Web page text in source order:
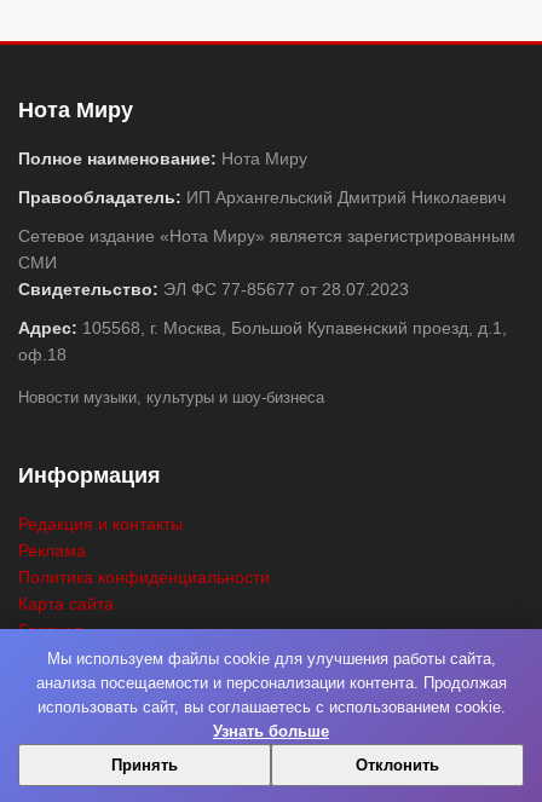
Нота Миру
Полное наименование: Нота Миру
Правообладатель: ИП Архангельский Дмитрий Николаевич
Сетевое издание «Нота Миру» является зарегистрированным
СМИ
Свидетельство: ЭЛ ФС 77-85677 от 28.07.2023
Адрес: 105568, г. Москва, Большой Купавенский проезд, д.1,
оф.18
Новости музыки, культуры и шоу-бизнеса
Информация
Редакция и контакты
Реклама
Политика конфиденциальности
Карта сайта
Главная
Поиск
© 2026Нота Миру. РазработкаФабрика Медиа Мьюзик. Все права
Мы используем файлы cookie для улучшения работы сайта,
анализа посещаемости и персонализации контента. Продолжая
использовать сайт, вы соглашаетесь с использованием cookie.
Узнать больше
Принять
Отклонить